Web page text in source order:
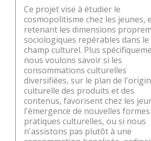
Ce projet vise à étudier le
cosmopolitisme chez les jeunes,
retenant les dimensions
sociologiques repérables dans le
champ culturel. Plus
nous voulons savoir si les
consommations culturelles
diversifiées, sur le plan de
culturelle des produits et des
contenus, favorisent chez les
l'émergence de nouvelles formes
pratiques culturelles, ou si nous
n'assistons pas plutôt à une